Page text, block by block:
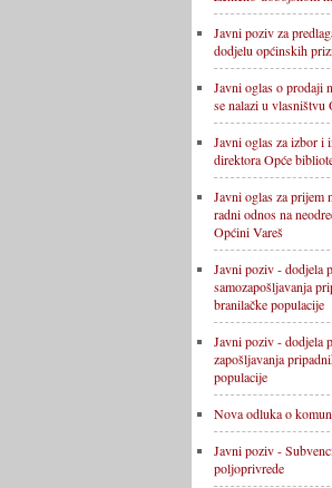
Javni poziv za
dodjelu općinskih
Javni oglas o prodaji
se nalazi u vlasništvu
Javni oglas za izbor i
direktora Opće
Javni oglas za prijem
radni odnos na
Općini Vareš
Javni poziv - dodjela
samozapošljavanja
branilačke populacije
Javni poziv - dodjela
zapošljavanja
populacije
Nova odluka o
Javni poziv -
poljoprivrede